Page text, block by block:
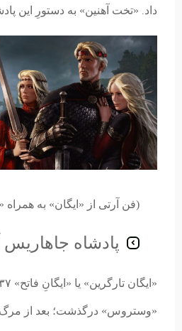
داد. «تخت آهنین» به دستورِ این
(فن آرتی از «ایگان» به همراه
پادشاه
«وستروس» درگذشت؛ بعد از مرگ